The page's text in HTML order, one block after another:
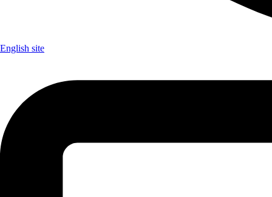
English site